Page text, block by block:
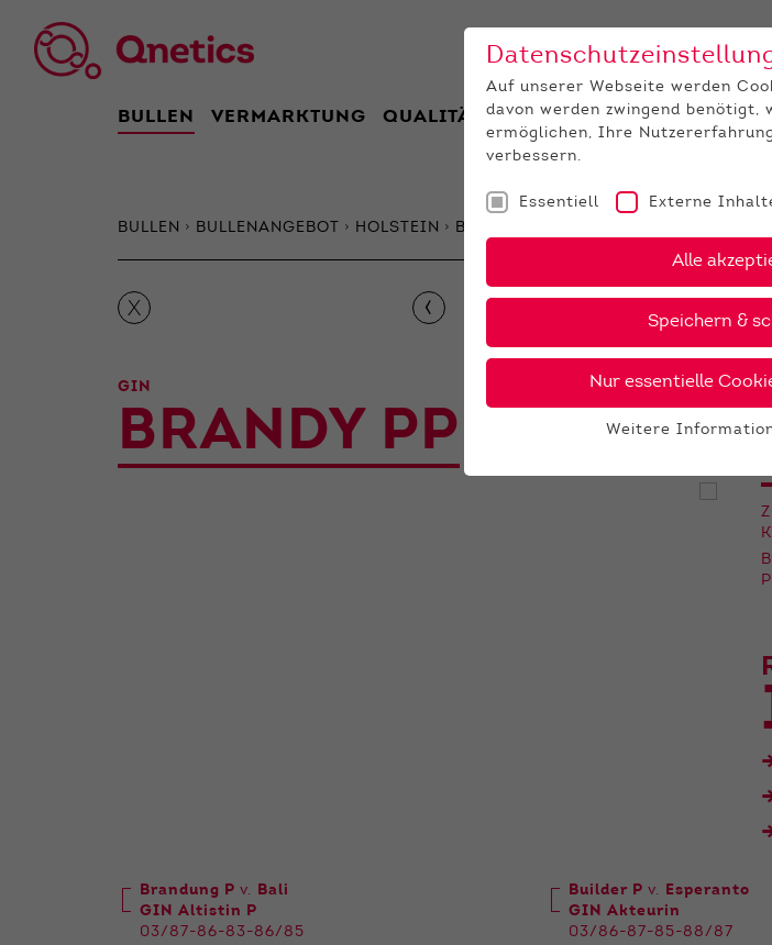
BULLEN VERMARKTUNG QUALITÄT JUNGZÜCHTER
BULLEN BULLENANGEBOT HOLSTEIN Brandy PP
X ‹ ›
GIN
BRANDY PP
Brandung P v. Bali
GIN Altistin P
03/87-86-83-86/85
Builder P v. Esperanto
GIN Akteurin
03/86-87-85-88/87
Auf unserer Webseite werden
davon werden zwingend benötigt,
ermöglichen, Ihre
verbessern.
Essentiell Externe
Alle
Speichern &
Nur essentielle
die Webseite einwandfrei
Cookie
Cookie-
Ihnen zusätzliche Informationen
Weitere